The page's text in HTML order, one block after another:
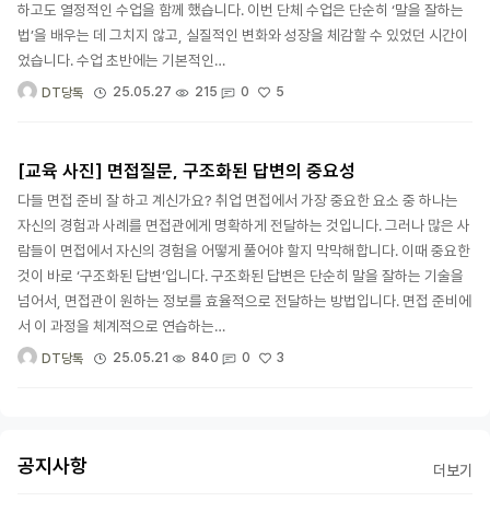
하고도 열정적인 수업을 함께 했습니다. 이번 단체 수업은 단순히 ‘말을 잘하는
법’을 배우는 데 그치지 않고, 실질적인 변화와 성장을 체감할 수 있었던 시간이
었습니다. 수업 초반에는 기본적인…
DT당톡 25.05.27 215 0 5
[교육 사진] 면접질문, 구조화된 답변의 중요성
다들 면접 준비 잘 하고 계신가요? 취업 면접에서 가장 중요한 요소 중 하나는
자신의 경험과 사례를 면접관에게 명확하게 전달하는 것입니다. 그러나 많은 사
람들이 면접에서 자신의 경험을 어떻게 풀어야 할지 막막해합니다. 이때 중요한
것이 바로 ‘구조화된 답변’입니다. 구조화된 답변은 단순히 말을 잘하는 기술을
넘어서, 면접관이 원하는 정보를 효율적으로 전달하는 방법입니다. 면접 준비에
서 이 과정을 체계적으로 연습하는…
DT당톡 25.05.21 840 0 3
공지사항 더보기